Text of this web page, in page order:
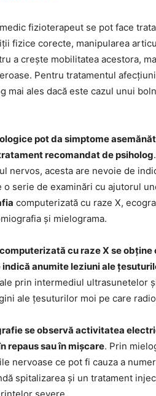
fizioterapeut se pot face
fizice corecte, manipularea
a crește mobilitatea acestora,
Pentru tratamentul
mai ales dacă este cazul unui
pot da simptome
recomandat de psiholog
nervos, acesta are nevoie de
o serie de examinări cu ajutorul
computerizată cu raze X,
și mielograma.
cu raze X se obține
indică anumite leziuni ale
prin intermediul ultrasunetelor
ale țesuturilor moi pe care
se observă activitatea
repaus sau în mișcare. Prin
nervoase ce pot fi cauza a
spitalizarea și un tratament